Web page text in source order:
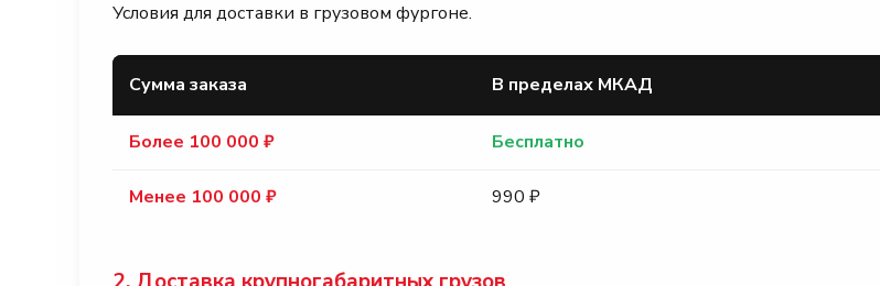
Условия для доставки в грузовом фургоне.
Сумма заказа В пределах МКАД
Более 100 000 ₽ Бесплатно
Менее 100 000 ₽ 990 ₽